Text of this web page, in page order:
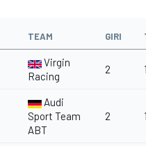
TEAM GIRI
Virgin
Racing
2
Audi
Sport Team
ABT
2